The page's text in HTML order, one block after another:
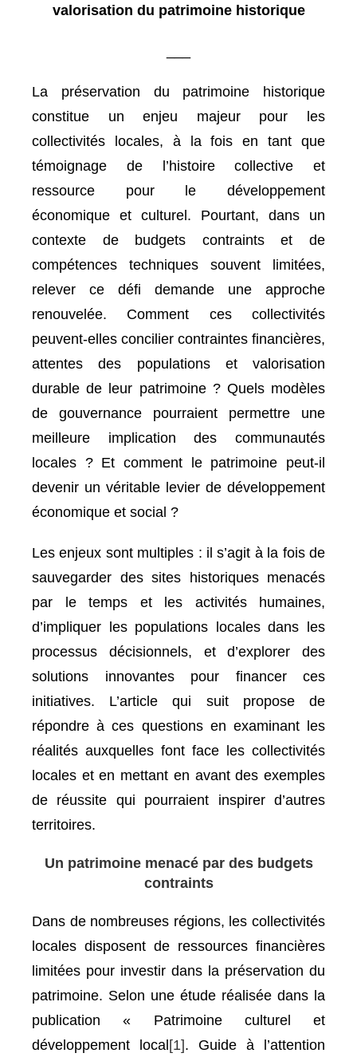
valorisation du patrimoine historique
La préservation du patrimoine historique
constitue un enjeu majeur pour les
collectivités locales, à la fois en tant que
témoignage de l’histoire collective et
ressource pour le développement
économique et culturel. Pourtant, dans un
contexte de budgets contraints et de
compétences techniques souvent limitées,
relever ce défi demande une approche
renouvelée. Comment ces collectivités
peuvent-elles concilier contraintes financières,
attentes des populations et valorisation
durable de leur patrimoine ? Quels modèles
de gouvernance pourraient permettre une
meilleure implication des communautés
locales ? Et comment le patrimoine peut-il
devenir un véritable levier de développement
économique et social ?
Les enjeux sont multiples : il s’agit à la fois de
sauvegarder des sites historiques menacés
par le temps et les activités humaines,
d’impliquer les populations locales dans les
processus décisionnels, et d’explorer des
solutions innovantes pour financer ces
initiatives. L’article qui suit propose de
répondre à ces questions en examinant les
réalités auxquelles font face les collectivités
locales et en mettant en avant des exemples
de réussite qui pourraient inspirer d’autres
territoires.
Un patrimoine menacé par des budgets
contraints
Dans de nombreuses régions, les collectivités
locales disposent de ressources financières
limitées pour investir dans la préservation du
patrimoine. Selon une étude réalisée dans la
publication « Patrimoine culturel et
développement local [1]. Guide à l’attention